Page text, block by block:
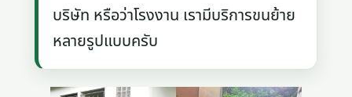
บริษัท หรือว่าโรงงาน เรามีบริการขนย้าย
หลายรูปแบบครับ